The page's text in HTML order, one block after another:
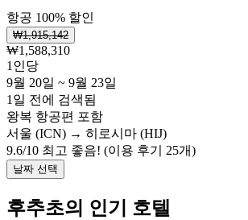
항공 100% 할인
₩1,915,142
₩1,588,310
1인당
9월 20일 ~ 9월 23일
1일 전에 검색됨
왕복 항공편 포함
서울 (ICN) → 히로시마 (HIJ)
9.6/10 최고 좋음! (이용 후기 25개)
날짜 선택
후추초의 인기 호텔